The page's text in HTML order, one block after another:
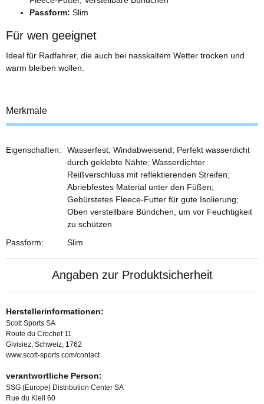
Passform: Slim
Für wen geeignet
Ideal für Radfahrer, die auch bei nasskaltem Wetter trocken und
warm bleiben wollen.
Merkmale
Eigenschaften:
Wasserfest; Windabweisend; Perfekt wasserdicht
durch geklebte Nähte; Wasserdichter
Reißverschluss mit reflektierenden Streifen;
Abriebfestes Material unter den Füßen;
Gebürstetes Fleece-Futter für gute Isolierung;
Oben verstellbare Bündchen, um vor Feuchtigkeit
zu schützen
Passform:
Slim
Angaben zur Produktsicherheit
Herstellerinformationen:
Scott Sports SA
Route du Crochet 11
Givisiez, Schweiz, 1762
www.scott-sports.com/contact
verantwortliche Person:
SSG (Europe) Distribution Center SA
Rue du Kiell 60